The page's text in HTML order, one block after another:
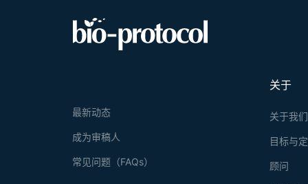
关于
关于我们
目标与
顾问
最新动态
成为审稿人
常见问题（FAQs）